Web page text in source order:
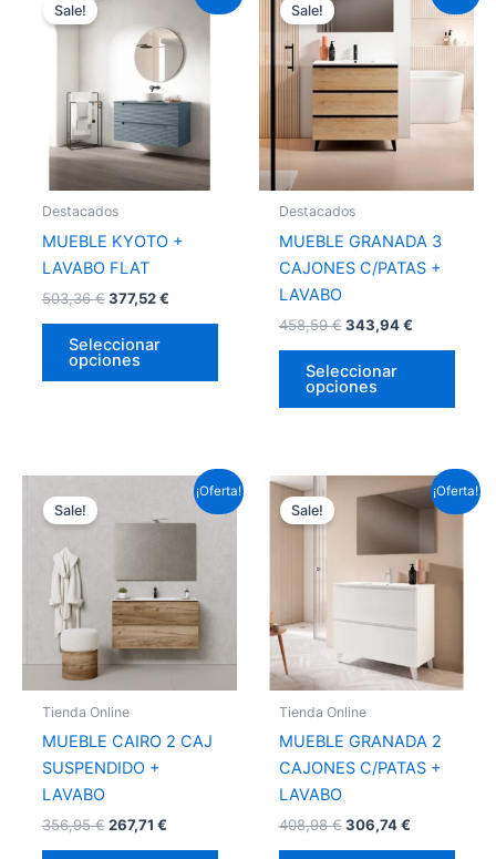
Sale!
Destacados
MUEBLE KYOTO +
LAVABO FLAT
503,36€ 377,52€
Seleccionar
opciones
producto
múltiples
variantes.
opciones
Sale!
Destacados
MUEBLE GRANADA 3
CAJONES C/PATAS +
LAVABO
458,59€ 343,94€
Seleccionar
opciones
tiene
Las
se
¡Oferta!
Sale!
Tienda Online
MUEBLE CAIRO 2 CAJ
SUSPENDIDO +
LAVABO
356,95€ 267,71 €
Este
producto
opciones
¡Oferta!
Sale!
Tienda Online
MUEBLE GRANADA 2
CAJONES C/PATAS +
LAVABO
408,98€ 306,74€
Este
se